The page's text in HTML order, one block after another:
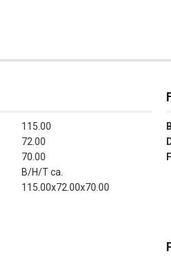
115.00
72.00
70.00
B/H/T ca.
115.00x72.00x70.00